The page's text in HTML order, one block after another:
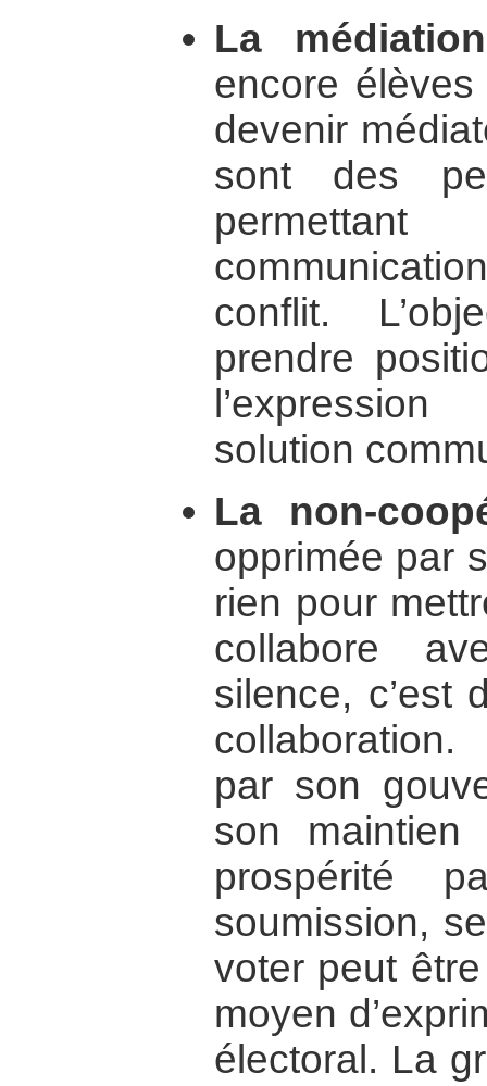
La
encore
devenir
sont des
conflit.
prendre
solution
La non-
opprimée par
rien pour
collabore
silence, c’est
par son
son
prospérité
soumission,
voter peut
moyen
électoral. La